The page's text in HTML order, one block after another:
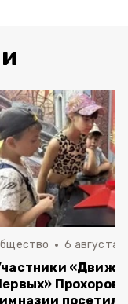
6 августа ,